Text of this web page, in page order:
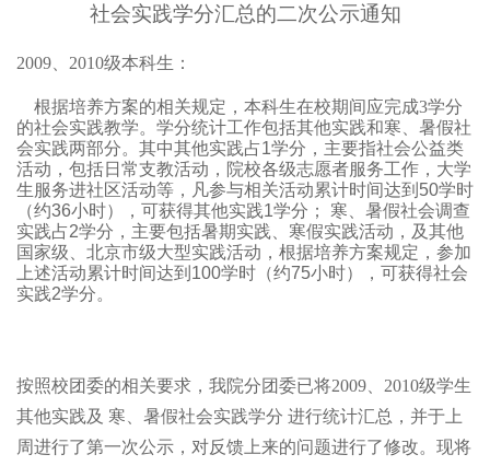
社会实践学分汇总的二次公示通知
2009 、2010级本科生：
根据培养方案的相关规定，本科生在校期间应完成3学分
的社会实践教学。 学分统计工作包括其他实践和寒、暑假社
会实践两部分。其中其他实践占1学分，主要指社会公益类
活动，包括日常支教活动，院校各级志愿者服务工作，大学
生服务进社区活动等，凡参与相关活动累计时间达到 50学时
（约36小时） ，可获得其他实践1学分 ；
寒、暑假社会调查
实践占2学分，主要包括暑期实践、寒假实践活动，及其他
国家级、北京市级大型实践活动，根据培养方案规定，参加
上述活动累计时间达到 100学时（约75小时）
，可获得社会
实践2学分。
按照校团委的相关要求，我院分团委已将2009、2010级学生
其他实践及 寒、暑假社会实践学分 进行统计汇总，并于上
周进行了第一次公示，对反馈上来的问题进行了修改。现将